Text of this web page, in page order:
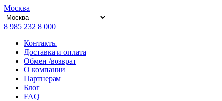
Москва
8 985 232 8 000
Контакты
Доставка и оплата
Обмен /возврат
О компании
Партнерам
Блог
FAQ